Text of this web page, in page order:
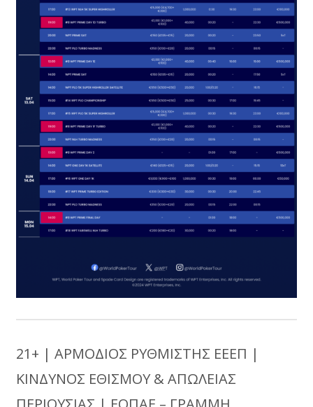
21+ | ΑΡΜΟΔΙΟΣ ΡΥΘΜΙΣΤΗΣ ΕΕΕΠ |
ΚΙΝΔΥΝΟΣ ΕΘΙΣΜΟΥ & ΑΠΩΛΕΙΑΣ